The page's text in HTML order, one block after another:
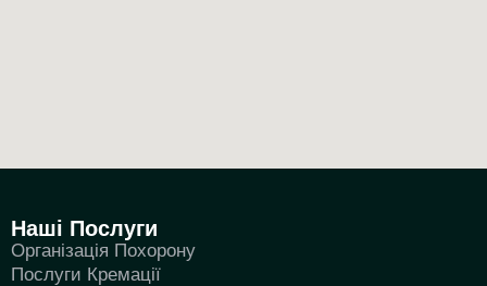
Наші Послуги
Організація Похорону
Послуги Кремації